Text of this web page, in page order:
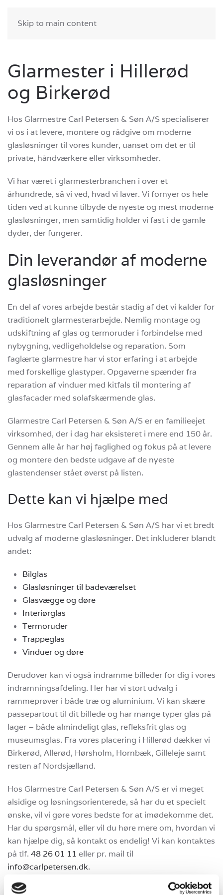
Skip to main content
Glarmester i Hillerød
og Birkerød
Hos Glarmestre Carl Petersen & Søn A/S specialiserer
vi os i at levere, montere og rådgive om moderne
glasløsninger til vores kunder, uanset om det er til
private, håndværkere eller virksomheder.
Vi har været i glarmesterbranchen i over et
århundrede, så vi ved, hvad vi laver. Vi fornyer os hele
tiden ved at kunne tilbyde de nyeste og mest moderne
glasløsninger, men samtidig holder vi fast i de gamle
dyder, der fungerer.
Din leverandør af moderne
glasløsninger
En del af vores arbejde består stadig af det vi kalder for
traditionelt glarmesterarbejde. Nemlig montage og
udskiftning af glas og termoruder i forbindelse med
nybygning, vedligeholdelse og reparation. Som
faglærte glarmestre har vi stor erfaring i at arbejde
med forskellige glastyper. Opgaverne spænder fra
reparation af vinduer med kitfals til montering af
glasfacader med solafskærmende glas.
Glarmestre Carl Petersen & Søn A/S er en familieejet
virksomhed, der i dag har eksisteret i mere end 150 år.
Gennem alle år har høj faglighed og fokus på at levere
og montere den bedste udgave af de nyeste
glastendenser stået øverst på listen.
Dette kan vi hjælpe med
Hos Glarmestre Carl Petersen & Søn A/S har vi et bredt
udvalg af moderne glasløsninger. Det inkluderer blandt
andet:
Bilglas
Glasløsninger til badeværelset
Glasvægge og døre
Interiørglas
Termoruder
Trappeglas
Vinduer og døre
Derudover kan vi også indramme billeder for dig i vores
indramningsafdeling. Her har vi stort udvalg i
rammeprøver i både træ og aluminium. Vi kan skære
passepartout til dit billede og har mange typer glas på
lager – både almindeligt glas, refleksfrit glas og
museumsglas. Fra vores placering i Hillerød dækker vi
Birkerød, Allerød, Hørsholm, Hornbæk, Gilleleje samt
resten af Nordsjælland.
Hos Glarmestre Carl Petersen & Søn A/S er vi meget
alsidige og løsningsorienterede, så har du et specielt
ønske, vil vi gøre vores bedste for at imødekomme det.
Har du spørgsmål, eller vil du høre mere om, hvordan vi
kan hjælpe dig, så kontakt os endelig! Vi kan kontaktes
på tlf. 48 26 01 11 eller pr. mail til
info@carlpetersen.dk.